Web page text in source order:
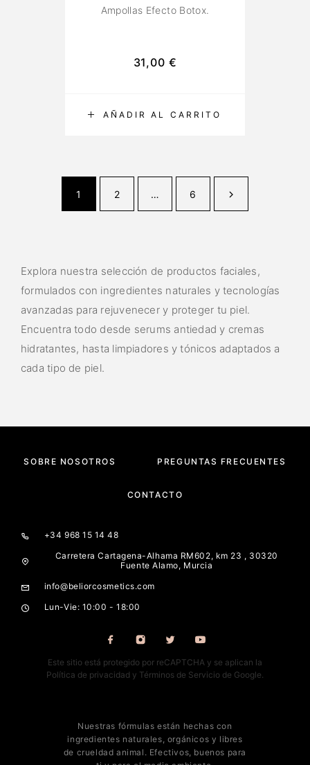
AÑADIR AL CARRITO
Ampollas Efecto Botox.
31,00 €
1 2 … 6
Explora nuestra selección de productos faciales,
formulados con ingredientes naturales y tecnologías
avanzadas para rejuvenecer y proteger tu piel.
Encuentra todo desde serums antiedad y cremas
hidratantes, hasta limpiadores y tónicos adaptados a
cada tipo de piel.
SOBRE NOSOTROS PREGUNTAS FRECUENTES
CONTACTO
+34 968 15 14 48
Carretera Cartagena-Alhama RM602, km 23 , 30320
Fuente Alamo, Murcia
info@beliorcosmetics.com
Lun-Vie: 10:00 - 18:00
Este sitio está protegido por reCAPTCHA y se aplican la
Política de privacidad y Términos de Servicio de Google.
Nuestras fórmulas están hechas con
ingredientes naturales, orgánicos y libres
de crueldad animal. Efectivos, buenos para